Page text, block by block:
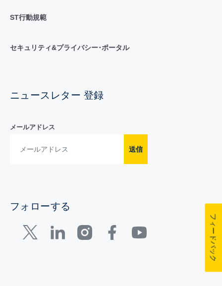
ST行動規範
セキュリティ&プライバシー･ポータル
ニュースレター 登録
メールアドレス
送信
フォローする
フィードバック